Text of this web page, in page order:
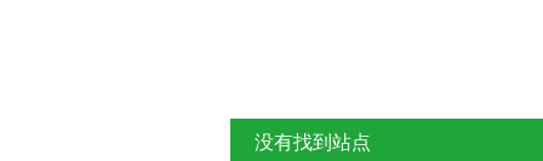
没有找到站点